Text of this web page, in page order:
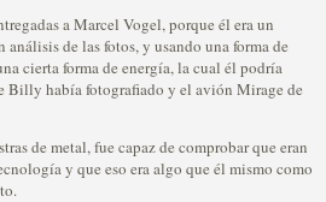
a Marcel Vogel, porque él era un
de las fotos, y usando una forma de
cierta forma de energía, la cual él podría
Billy había fotografiado y el avión Mirage de
de metal, fue capaz de comprobar que eran
y que eso era algo que él mismo como